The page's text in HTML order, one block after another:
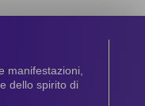
manifestazioni,
dello spirito di